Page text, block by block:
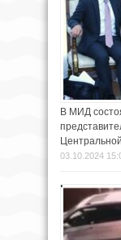
В МИД
03.10.2024